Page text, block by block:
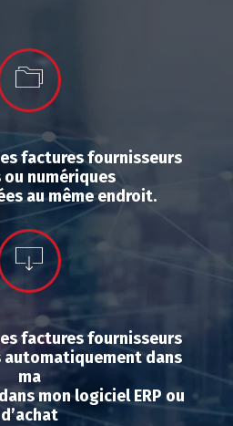
factures fournisseurs
numériques
au même endroit.
factures fournisseurs
dans
ma
mon logiciel ERP ou
d’achat